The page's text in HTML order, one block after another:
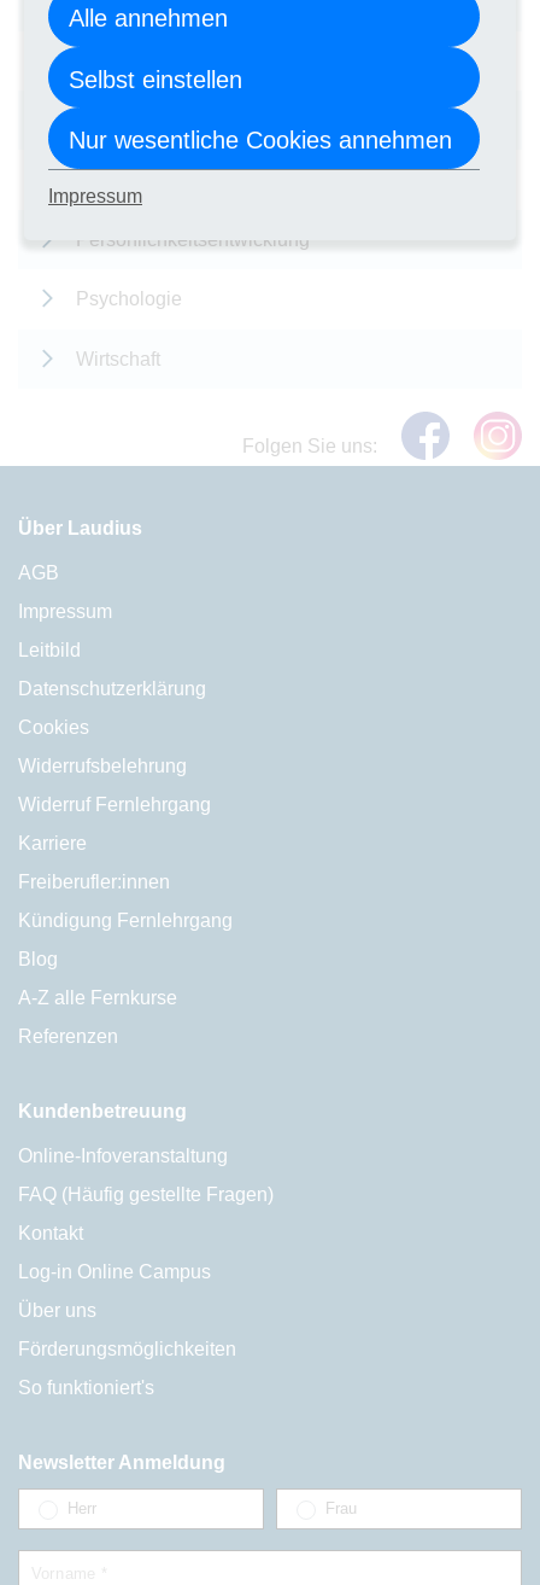
Persönlichkeitsentwicklung
Psychologie
Wirtschaft
Folgen Sie uns:
Über Laudius
AGB
Impressum
Leitbild
Datenschutzerklärung
Cookies
Widerrufsbelehrung
Widerruf Fernlehrgang
Karriere
Freiberufler:innen
Kündigung Fernlehrgang
Blog
A-Z alle Fernkurse
Referenzen
Kundenbetreuung
Online-Infoveranstaltung
FAQ (Häufig gestellte Fragen)
Kontakt
Log-in Online Campus
Über uns
Förderungsmöglichkeiten
So funktioniert's
Newsletter Anmeldung
Herr Frau
Alle annehmen
Selbst einstellen
Nur wesentliche Cookies annehmen
Impressum